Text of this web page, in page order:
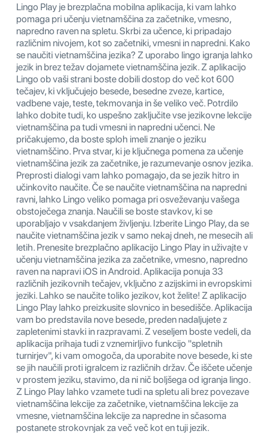
Lingo Play je brezplačna mobilna aplikacija, ki vam lahko
pomaga pri učenju vietnamščina za začetnike, vmesno,
napredno raven na spletu. Skrbi za učence, ki pripadajo
različnim nivojem, kot so začetniki, vmesni in napredni. Kako
se naučiti vietnamščina jezika? Z uporabo lingo igranja lahko
jezik in brez težav dojamete vietnamščina jezik. Z aplikacijo
Lingo ob vaši strani boste dobili dostop do več kot 600
tečajev, ki vključujejo besede, besedne zveze, kartice,
vadbene vaje, teste, tekmovanja in še veliko več. Potrdilo
lahko dobite tudi, ko uspešno zaključite vse jezikovne lekcije
vietnamščina pa tudi vmesni in napredni učenci. Ne
pričakujemo, da boste sploh imeli znanje o jeziku
vietnamščino. Prva stvar, ki je ključnega pomena za učenje
vietnamščina jezik za začetnike, je razumevanje osnov jezika.
Preprosti dialogi vam lahko pomagajo, da se jezik hitro in
učinkovito naučite. Če se naučite vietnamščina na napredni
ravni, lahko Lingo veliko pomaga pri osveževanju vašega
obstoječega znanja. Naučili se boste stavkov, ki se
uporabljajo v vsakdanjem življenju. Izberite Lingo Play, da se
naučite vietnamščina jezik v samo nekaj dneh, ne mesecih ali
letih. Prenesite brezplačno aplikacijo Lingo Play in uživajte v
učenju vietnamščina jezika za začetnike, vmesno, napredno
raven na napravi iOS in Android. Aplikacija ponuja 33
različnih jezikovnih tečajev, vključno z azijskimi in evropskimi
jeziki. Lahko se naučite toliko jezikov, kot želite! Z aplikacijo
Lingo Play lahko preizkusite slovnico in besedišče. Aplikacija
vam bo predstavila nove besede, preden nadaljujete z
zapletenimi stavki in razpravami. Z veseljem boste vedeli, da
aplikacija prihaja tudi z vznemirljivo funkcijo "spletnih
turnirjev", ki vam omogoča, da uporabite nove besede, ki ste
se jih naučili proti igralcem iz različnih držav. Če iščete učenje
v prostem jeziku, stavimo, da ni nič boljšega od igranja lingo.
Z Lingo Play lahko vzamete tudi na spletu ali brez povezave
vietnamščina lekcije za začetnike, vietnamščina lekcije za
vmesne, vietnamščina lekcije za napredne in sčasoma
postanete strokovnjak za več več kot en tuji jezik.